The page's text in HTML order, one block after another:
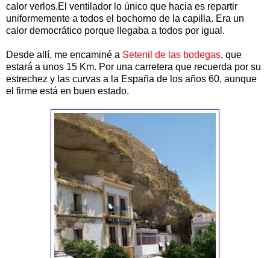
calor verlos.El ventilador lo único que hacia es repartir
uniformemente a todos el bochorno de la capilla. Era un
calor democrático porque llegaba a todos por igual.
Desde allí, me encaminé a Setenil de las bodegas, que
estará a unos 15 Km. Por una carretera que recuerda por su
estrechez y las curvas a la España de los años 60, aunque
el firme está en buen estado.